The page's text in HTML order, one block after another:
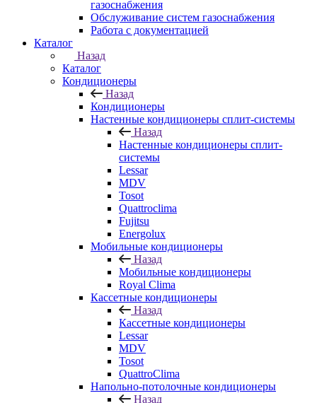
газоснабжения
Обслуживание систем газоснабжения
Работа с документацией
Каталог
Назад
Каталог
Кондиционеры
Назад
Кондиционеры
Настенные кондиционеры сплит-системы
Назад
Настенные кондиционеры сплит-
системы
Lessar
MDV
Tosot
Quattroclima
Fujitsu
Energolux
Мобильные кондиционеры
Назад
Мобильные кондиционеры
Royal Clima
Кассетные кондиционеры
Назад
Кассетные кондиционеры
Lessar
MDV
Tosot
QuattroClima
Напольно-потолочные кондиционеры
Назад